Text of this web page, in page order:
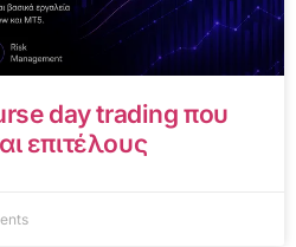
day trading που
επιτέλους